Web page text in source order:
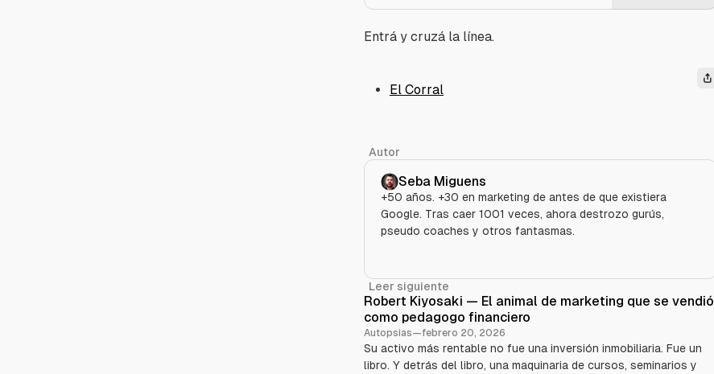
Entrá y cruzá la línea.
El Corral
Autor
Seba Miguens
+50 años. +30 en marketing de antes de que existiera
Google. Tras caer 1001 veces, ahora destrozo gurús,
pseudo coaches y otros fantasmas.
Leer siguiente
Robert Kiyosaki — El animal de marketing que se vendió
como pedagogo financiero
Autopsias—febrero 20, 2026
Su activo más rentable no fue una inversión inmobiliaria. Fue un
libro. Y detrás del libro, una maquinaria de cursos, seminarios y